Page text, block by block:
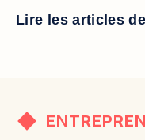
Lire les articles